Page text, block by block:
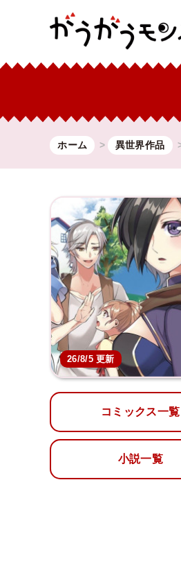
ホーム 異世界作品
26/8/5 更新
コミックス一覧
小説一覧